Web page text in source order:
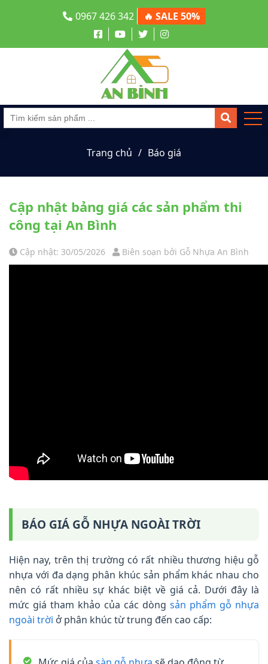
0967 426 342 🔥 SALE 50%
Trang chủ Báo giá
Cập nhật bảng giá các sản phẩm thi
công tại An Bình
Cập nhật: 30/05/2026 Biên soạn bởi Gỗ Nhựa An Bình
BÁO GIÁ GỖ NHỰA NGOÀI TRỜI
Hiện nay, trên thị trường có rất nhiều thương hiệu gỗ
nhựa với đa dạng phân khúc sản phẩm khác nhau cho
nên có rất nhiều sự khác biệt về giá cả. Dưới đây là
mức giá tham khảo của các dòng sản phẩm gỗ nhựa
ngoài trời ở phân khúc từ trung đến cao cấp: